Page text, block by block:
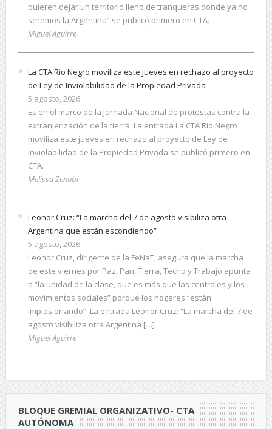
quieren dejar un territorio lleno de tranqueras donde ya no
seremos la Argentina” se publicó primero en CTA.
Miguel Aguirre
La CTA Rio Negro moviliza este jueves en rechazo al proyecto
de Ley de Inviolabilidad de la Propiedad Privada
5 agosto, 2026
Es en el marco de la Jornada Nacional de protestas contra la
extranjerización de la tierra. La entrada La CTA Rio Negro
moviliza este jueves en rechazo al proyecto de Ley de
Inviolabilidad de la Propiedad Privada se publicó primero en
CTA.
Melissa Zenobi
Leonor Cruz: “La marcha del 7 de agosto visibiliza otra
Argentina que están escondiendo”
5 agosto, 2026
Leonor Cruz, dirigente de la FeNaT, asegura que la marcha
de este viernes por Paz, Pan, Tierra, Techo y Trabajo apunta
a “la unidad de la clase, que es más que las centrales y los
movimientos sociales” porque los hogares “están
implosionando”. La entrada Leonor Cruz: “La marcha del 7 de
agosto visibiliza otra Argentina […]
Miguel Aguirre
BLOQUE GREMIAL ORGANIZATIVO- CTA
AUTÓNOMA